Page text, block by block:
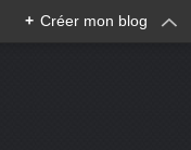
+ Créer mon blog